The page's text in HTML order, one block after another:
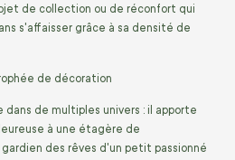
de collection ou de réconfort qui
s'affaisser grâce à sa densité de
de décoration
dans de multiples univers : il apporte
à une étagère de
des rêves d'un petit passionné